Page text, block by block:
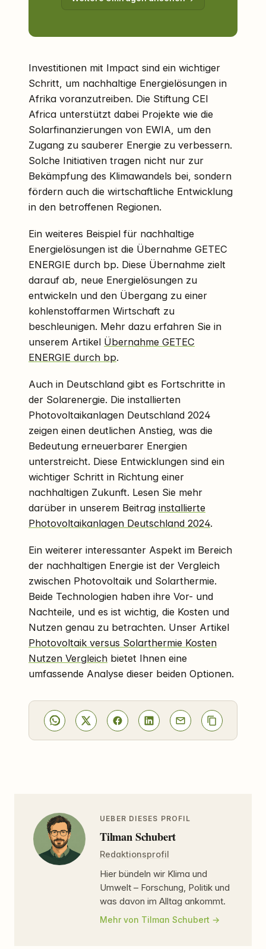
Investitionen mit Impact sind ein wichtiger
Schritt, um nachhaltige Energielösungen in
Afrika voranzutreiben. Die Stiftung CEI
Africa unterstützt dabei Projekte wie die
Solarfinanzierungen von EWIA, um den
Zugang zu sauberer Energie zu verbessern.
Solche Initiativen tragen nicht nur zur
Bekämpfung des Klimawandels bei, sondern
fördern auch die wirtschaftliche Entwicklung
in den betroffenen Regionen.
Ein weiteres Beispiel für nachhaltige
Energielösungen ist die Übernahme GETEC
ENERGIE durch bp. Diese Übernahme zielt
darauf ab, neue Energielösungen zu
entwickeln und den Übergang zu einer
kohlenstoffarmen Wirtschaft zu
beschleunigen. Mehr dazu erfahren Sie in
unserem Artikel Übernahme GETEC
ENERGIE durch bp.
Auch in Deutschland gibt es Fortschritte in
der Solarenergie. Die installierten
Photovoltaikanlagen Deutschland 2024
zeigen einen deutlichen Anstieg, was die
Bedeutung erneuerbarer Energien
unterstreicht. Diese Entwicklungen sind ein
wichtiger Schritt in Richtung einer
nachhaltigen Zukunft. Lesen Sie mehr
darüber in unserem Beitrag installierte
Photovoltaikanlagen Deutschland 2024.
Ein weiterer interessanter Aspekt im Bereich
der nachhaltigen Energie ist der Vergleich
zwischen Photovoltaik und Solarthermie.
Beide Technologien haben ihre Vor- und
Nachteile, und es ist wichtig, die Kosten und
Nutzen genau zu betrachten. Unser Artikel
Photovoltaik versus Solarthermie Kosten
Nutzen Vergleich bietet Ihnen eine
umfassende Analyse dieser beiden Optionen.
UEBER DIESES PROFIL
Tilman Schubert
Redaktionsprofil
Hier bündeln wir Klima und
Umwelt – Forschung, Politik und
was davon im Alltag ankommt.
Mehr von Tilman Schubert